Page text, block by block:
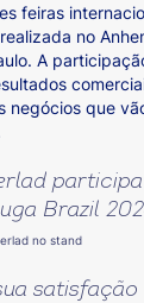
feiras
no
A
negócios que
no stand